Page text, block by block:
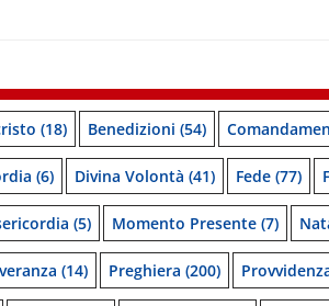
(18) Benedizioni (54)
(6) Divina Volontà (41) Fede (77)
(5) Momento Presente (7)
(14) Preghiera (200)